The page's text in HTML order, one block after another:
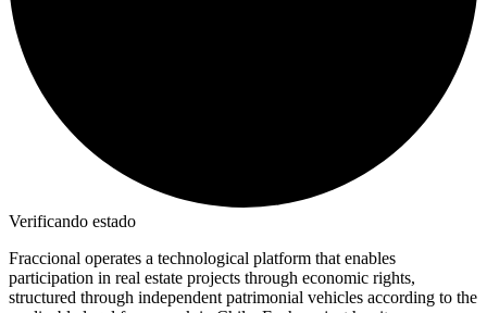
Verificando estado
Fraccional operates a technological platform that enables
participation in real estate projects through economic rights,
structured through independent patrimonial vehicles according to the